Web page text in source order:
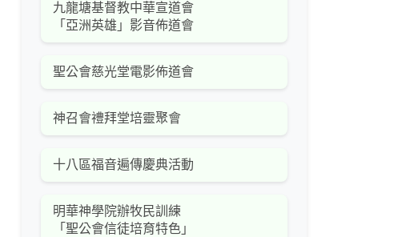
九龍塘基督教中華宣道會
「亞洲英雄」影音佈道會
聖公會慈光堂電影佈道會
神召會禮拜堂培靈聚會
十八區福音遍傳慶典活動
明華神學院辦牧民訓練
「聖公會信徒培育特色」